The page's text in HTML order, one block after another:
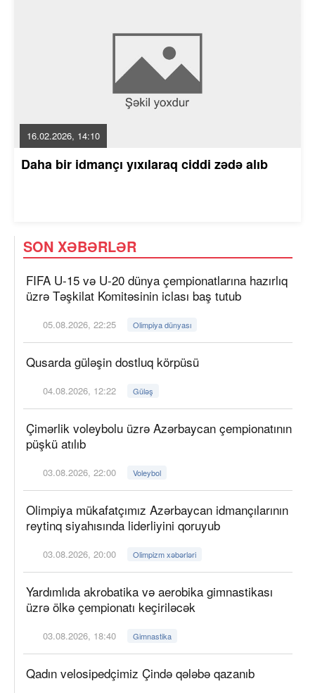
16.02.2026, 14:10
Daha bir idmançı yıxılaraq ciddi zədə alıb
SON XƏBƏRLƏR
FIFA U-15 və U-20 dünya çempionatlarına hazırlıq
üzrə Təşkilat Komitəsinin iclası baş tutub
05.08.2026, 22:25 Olimpiya dünyası
Qusarda güləşin dostluq körpüsü
04.08.2026, 12:22 Güləş
Çimərlik voleybolu üzrə Azərbaycan çempionatının
püşkü atılıb
03.08.2026, 22:00 Voleybol
Olimpiya mükafatçımız Azərbaycan idmançılarının
reytinq siyahısında liderliyini qoruyub
03.08.2026, 20:00 Olimpizm xəbərləri
Yardımlıda akrobatika və aerobika gimnastikası
üzrə ölkə çempionatı keçiriləcək
03.08.2026, 18:40 Gimnastika
Qadın velosipedçimiz Çində qələbə qazanıb